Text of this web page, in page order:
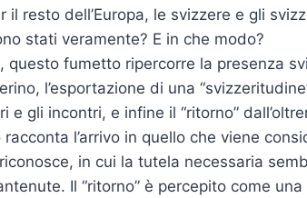
il resto dell’Europa, le svizzere e gli
stati veramente? E in che modo?
fumetto ripercorre la presenza
l’esportazione di una
gli incontri, e infine il “ritorno”
l’arrivo in quello che viene
in cui la tutela necessaria
Il “ritorno” è percepito come